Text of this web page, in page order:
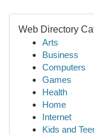
Web Directory
Arts
Business
Computers
Games
Health
Home
Internet
Kids and